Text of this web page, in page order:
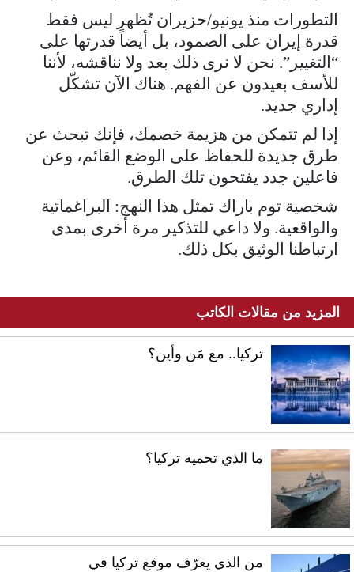
التطورات منذ يونيو/حزيران تُظهر ليس فقط
قدرة إيران على الصمود، بل أيضاً قدرتها على
“التغيير”. نحن لا نرى ذلك بعد ولا نناقشه، لأننا
للأسف بعيدون عن الفهم. هناك الآن تشكّل
إداري جديد.
إذا لم تتمكن من هزيمة خصمك، فإنك تبحث عن
طرق جديدة للحفاظ على الوضع القائم، وعن
فاعلين جدد يفتحون تلك الطرق.
شخصية توم باراك تمثل هذا النهج: البراغماتية
والواقعية. ولا داعي للتذكير مرة أخرى بمدى
ارتباطنا الوثيق بكل ذلك.
المزيد من مقالات الكاتب
تركيا.. مع مَن وأين؟
ما الذي تحميه تركيا؟
من الذي يعرّف موقع تركيا في